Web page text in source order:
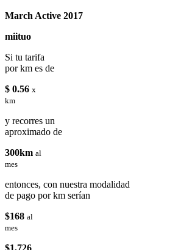
March Active 2017
miituo
Si tu tarifa
por km es de
$ 0.56 x
km
y recorres un
aproximado de
300km al
mes
entonces, con nuestra modalidad
de pago por km serían
$168 al
mes
$1,726